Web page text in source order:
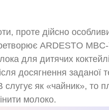
проте дійсно
ARDESTO
для дитячих
досягнення заданої
слугує як «чайник»,
молоко.